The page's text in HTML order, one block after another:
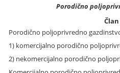
Porodično
Član
Porodično poljoprivredno
1) komercijalno porodično
2) nekomercijalno porodično